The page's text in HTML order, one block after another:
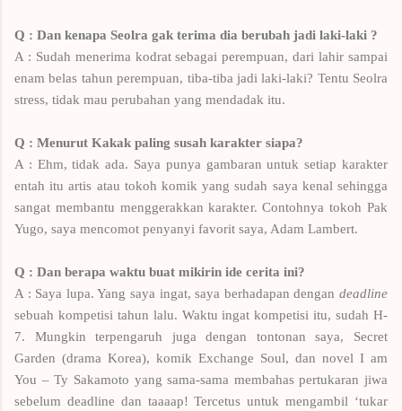
Q : Dan kenapa Seolra gak terima dia berubah jadi laki-laki ?
A : Sudah menerima kodrat sebagai perempuan, dari lahir sampai
enam belas tahun perempuan, tiba-tiba jadi laki-laki? Tentu Seolra
stress, tidak mau perubahan yang mendadak itu.
Q : Menurut Kakak paling susah karakter siapa?
A : Ehm, tidak ada. Saya punya gambaran untuk setiap karakter
entah itu artis atau tokoh komik yang sudah saya kenal sehingga
sangat membantu menggerakkan karakter. Contohnya tokoh Pak
Yugo, saya mencomot penyanyi favorit saya, Adam Lambert.
Q : Dan berapa waktu buat mikirin ide cerita ini?
A : Saya lupa. Yang saya ingat, saya berhadapan dengan deadline
sebuah kompetisi tahun lalu. Waktu ingat kompetisi itu, sudah H-
7. Mungkin terpengaruh juga dengan tontonan saya, Secret
Garden (drama Korea), komik Exchange Soul, dan novel I am
You – Ty Sakamoto yang sama-sama membahas pertukaran jiwa
sebelum deadline dan taaaap! Tercetus untuk mengambil ‘tukar